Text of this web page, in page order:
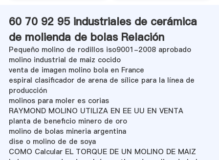
60 70 92 95 industriales de cerámica
de molienda de bolas Relación
Pequeño molino de rodillos iso9001-2008 aprobado
molino industrial de maiz cocido
venta de imagen molino bola en France
espiral clasificador de arena de sílice para la línea de
producción
molinos para moler es corias
RAYMOND MOLINO UTILIZA EN EE UU EN VENTA
planta de beneficio minero de oro
molino de bolas mineria argentina
dise o molino de de soya
COMO Calcular EL TORQUE DE UN MOLINO DE MAIZ